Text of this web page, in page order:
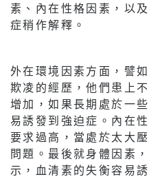
素、內在性格因素，以
症稍作解釋。
外在環境因素方面，譬
欺凌的經歷，他們患上
增加，如果長期處於一
易誘發到強迫症。內在
要求過高，當處於太大
問題。最後就身體因素
示，血清素的失衡容易